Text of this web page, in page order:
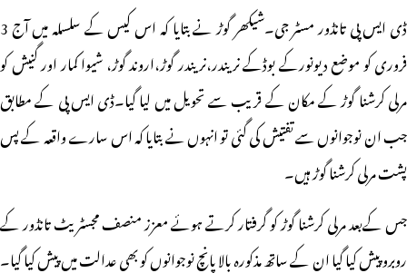
ڈی ایس پی تانڈور مسٹر جی۔شیکھر گوڑ نے بتایا کہ اس کیس کے سلسلہ میں آج 3
فروری کو موضع دیونورکے بوڈکے نریندر،نریندر گوڑ،اروند گوڑ، شیوا کمار اور گنیش کو
مرلی کرشنا گوڑ کے مکان کے قریب سے تحویل میں لیا گیا۔ڈی ایس پی کے مطابق
جب ان نوجوانوں سے تفتیش کی گئی تو انہوں نے بتایا کہ اس سارے واقعہ کے پس
پشت مرلی کرشنا گوڑ ہیں۔
جس کےبعد مرلی کرشنا گوڑ کو گرفتار کرتے ہوئے معزز منصف مجسٹریٹ تانڈور کے
روبرو پیش کیا گیا ان کے ساتھ مذکورہ بالا پانچ نوجوانوں کو بھی عدالت میں پیش کیا گیا۔